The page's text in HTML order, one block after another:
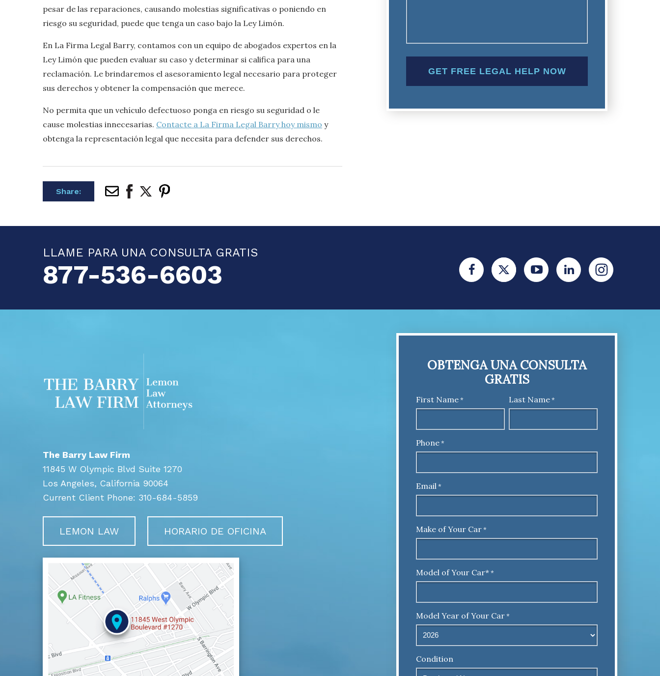
pesar de las reparaciones, causando molestias significativas o poniendo en
riesgo su seguridad, puede que tenga un caso bajo la Ley Limón.
En La Firma Legal Barry, contamos con un equipo de abogados expertos en la
Ley Limón que pueden evaluar su caso y determinar si califica para una
reclamación. Le brindaremos el asesoramiento legal necesario para proteger
sus derechos y obtener la compensación que merece.
No permita que un vehículo defectuoso ponga en riesgo su seguridad o le
cause molestias innecesarias. Contacte a La Firma Legal Barry hoy mismo y
obtenga la representación legal que necesita para defender sus derechos.
Share:
LLAME PARA UNA CONSULTA GRATIS
877-536-6603
OBTENGA UNA CONSULTA
GRATIS
First Name* Last Name*
Phone*
Email *
Make of Your Car*
Model of Your Car**
Model Year of Your Car*
Condition
The Barry Law Firm
11845 W Olympic Blvd Suite 1270
Los Angeles, California 90064
Current Client Phone: 310-684-5859
LEMON LAW HORARIO DE OFICINA